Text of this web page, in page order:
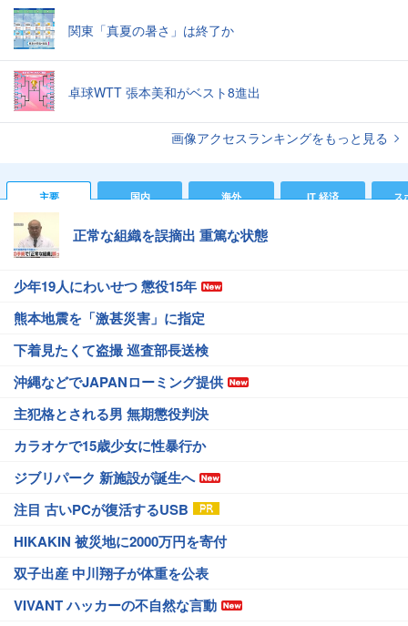
関東「真夏の暑さ」は終了か
卓球WTT 張本美和がベスト8進出
画像アクセスランキングをもっと見る
主要 国内 海外 IT 経済 ス
正常な組織を誤摘出 重篤な状態
少年19人にわいせつ 懲役15年
熊本地震を「激甚災害」に指定
下着見たくて盗撮 巡査部長送検
沖縄などでJAPANローミング提供
主犯格とされる男 無期懲役判決
カラオケで15歳少女に性暴行か
ジブリパーク 新施設が誕生へ
注目 古いPCが復活するUSB
HIKAKIN 被災地に2000万円を寄付
双子出産 中川翔子が体重を公表
VIVANT ハッカーの不自然な言動